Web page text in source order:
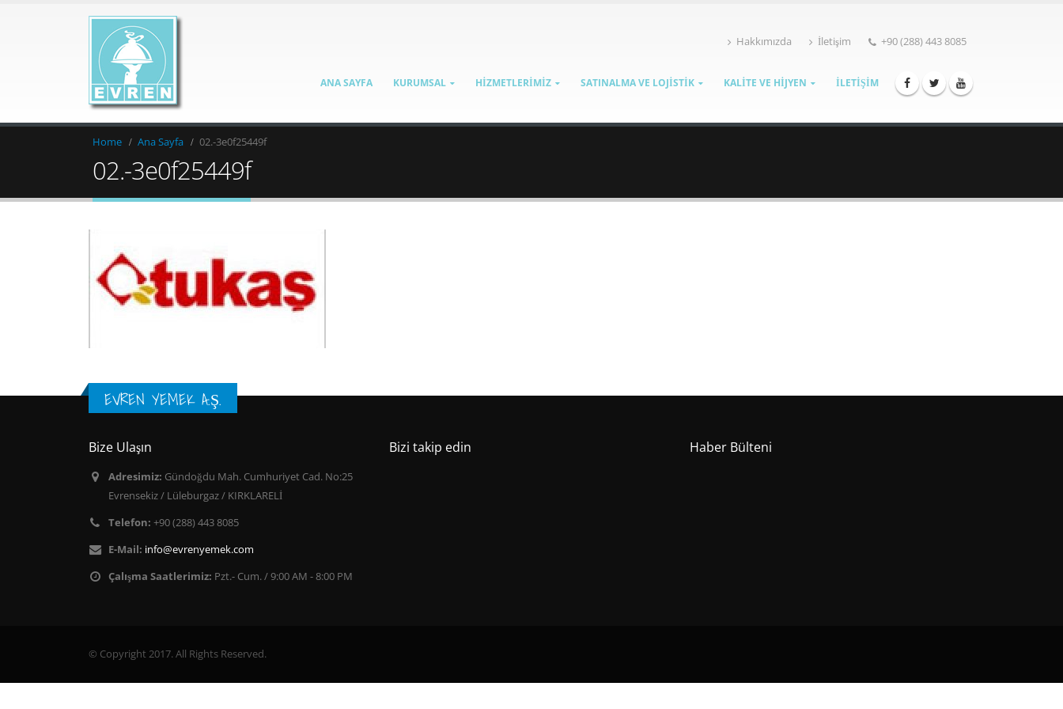
Hakkımızda İletişim +90 (288) 443 8085
ANA SAYFA KURUMSAL HİZMETLERİMİZ SATINALMA VE LOJİSTİK KALİTE VE HİJYEN İLETİŞİM
Home Ana Sayfa 02.-3e0f25449f
02.-3e0f25449f
EVREN YEMEK A.Ş.
Bize Ulaşın
Adresimiz: Gündoğdu Mah. Cumhuriyet Cad. No:25
Evrensekiz / Lüleburgaz / KIRKLARELİ
Telefon: +90 (288) 443 8085
E-Mail: info@evrenyemek.com
Çalışma Saatlerimiz: Pzt.- Cum. / 9:00 AM - 8:00 PM
Bizi takip edin Haber Bülteni
© Copyright 2017. All Rights Reserved.